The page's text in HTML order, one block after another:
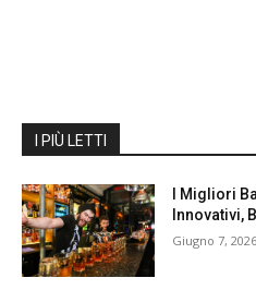
I PIÙ LETTI
I Migliori
Innovativi,
Giugno 7, 2026